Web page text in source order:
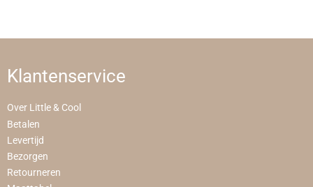
Klantenservice
Over Little & Cool
Betalen
Levertijd
Bezorgen
Retourneren